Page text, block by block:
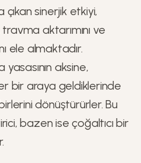
sinerjik etkiyi,
aktarımını ve
ele almaktadır.
aksine,
bir araya geldiklerinde
dönüştürürler. Bu
bazen ise çoğaltıcı bir